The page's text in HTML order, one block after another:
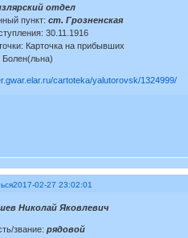
отдел
пункт: ст. Грозненская
30.11.1916
Карточка на прибывших
cartoteka/yalutorovsk/1324999/
2017-02-27 23:02:01
Николай Яковлевич
звание: рядовой